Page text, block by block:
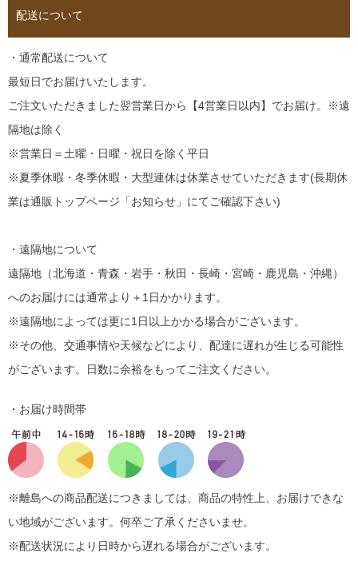
配送について
・通常配送について
最短日でお届けいたします。
ご注文いただきました翌営業日から【4営業日以内】でお届け。※遠
隔地は除く
※営業日＝土曜・日曜・祝日を除く平日
※夏季休暇・冬季休暇・大型連休は休業させていただきます(長期休
業は通販トップページ「お知らせ」にてご確認下さい)
・遠隔地について
遠隔地（北海道・青森・岩手・秋田・長崎・宮崎・鹿児島・沖縄）
へのお届けには通常より＋1日かかります。
※遠隔地によっては更に1日以上かかる場合がございます。
※その他、交通事情や天候などにより、配達に遅れが生じる可能性
がございます。日数に余裕をもってご注文ください。
・お届け時間帯
※離島への商品配送につきましては、商品の特性上、お届けできな
い地域がございます。何卒ご了承くださいませ。
※配送状況により日時から遅れる場合がございます。